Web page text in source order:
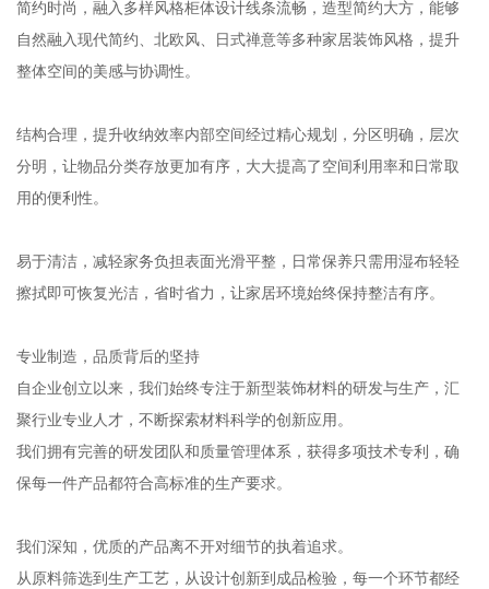
简约时尚，融入多样风格柜体设计线条流畅，造型简约大方，能够
自然融入现代简约、北欧风、日式禅意等多种家居装饰风格，提升
整体空间的美感与协调性。
结构合理，提升收纳效率内部空间经过精心规划，分区明确，层次
分明，让物品分类存放更加有序，大大提高了空间利用率和日常取
用的便利性。
易于清洁，减轻家务负担表面光滑平整，日常保养只需用湿布轻轻
擦拭即可恢复光洁，省时省力，让家居环境始终保持整洁有序。
专业制造，品质背后的坚持
自企业创立以来，我们始终专注于新型装饰材料的研发与生产，汇
聚行业专业人才，不断探索材料科学的创新应用。
我们拥有完善的研发团队和质量管理体系，获得多项技术专利，确
保每一件产品都符合高标准的生产要求。
我们深知，优质的产品离不开对细节的执着追求。
从原料筛选到生产工艺，从设计创新到成品检验，每一个环节都经